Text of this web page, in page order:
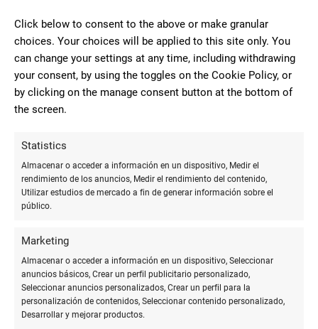
Click below to consent to the above or make granular
choices. Your choices will be applied to this site only. You
can change your settings at any time, including withdrawing
your consent, by using the toggles on the Cookie Policy, or
by clicking on the manage consent button at the bottom of
the screen.
Statistics
Almacenar o acceder a información en un dispositivo, Medir el
rendimiento de los anuncios, Medir el rendimiento del contenido,
Utilizar estudios de mercado a fin de generar información sobre el
público.
Marketing
Almacenar o acceder a información en un dispositivo, Seleccionar
anuncios básicos, Crear un perfil publicitario personalizado,
Seleccionar anuncios personalizados, Crear un perfil para la
personalización de contenidos, Seleccionar contenido personalizado,
Desarrollar y mejorar productos.
también desempeñan un papel fundamental en la creación de
sobres y bolsas.
Tipos de papel
El papel es el material base en la fabricación de sobres y
gran diferencia en el resultado final.
Papel kraft: resistente y ecológico, ideal para un
aspecto rústico o natural.
variedad de colores y texturas, perfecto para
proyectos decorativos.
Cartulina: más gruesa y resistente que el papel
normal, esencial para sobres y bolsas con
estructura firme.